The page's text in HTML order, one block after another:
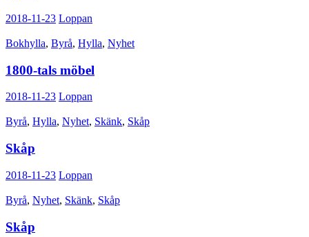
2018-11-23 Loppan
Bokhylla, Byrå, Hylla, Nyhet
1800-tals möbel
2018-11-23 Loppan
Byrå, Hylla, Nyhet, Skänk, Skåp
Skåp
2018-11-23 Loppan
Byrå, Nyhet, Skänk, Skåp
Skåp